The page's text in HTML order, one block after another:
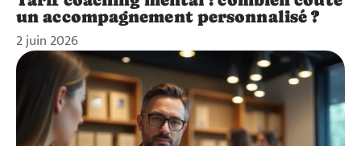
un accompagnement personnalisé ?
2 juin 2026